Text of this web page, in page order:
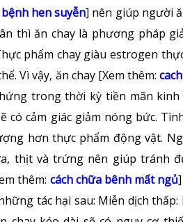
vụ
thuốc
Tim mạch
Rối loạn
Dinh dưỡng
Tai – Mũi –
Chẩn đoán
Xét nghiệm
hen suyễn] nên giúp người
thì ăn chay là phương pháp
phẩm chay giàu estrogen
Vì vậy, ăn chay [Xem thêm:
trong thời kỳ tiền mãn
cảm giác giảm nóng bức.
hơn thực phẩm động vật.
thịt và trứng nên giúp tránh
thêm: cách chữa bênh mất ngủ
tác hại sau: Miễn dịch thấp: